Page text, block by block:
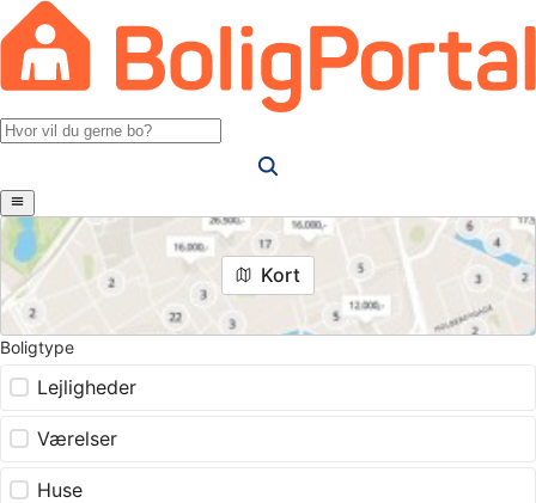
Kort
Boligtype
Lejligheder
Værelser
Huse